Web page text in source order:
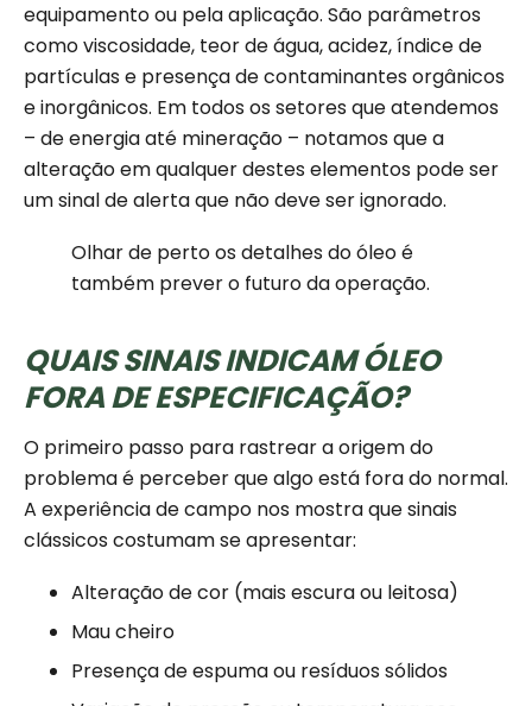
equipamento ou pela aplicação. São parâmetros
como viscosidade, teor de água, acidez, índice de
partículas e presença de contaminantes orgânicos
e inorgânicos. Em todos os setores que atendemos
– de energia até mineração – notamos que a
alteração em qualquer destes elementos pode ser
um sinal de alerta que não deve ser ignorado.
Olhar de perto os detalhes do óleo é
também prever o futuro da operação.
QUAIS SINAIS INDICAM ÓLEO
FORA DE ESPECIFICAÇÃO?
O primeiro passo para rastrear a origem do
problema é perceber que algo está fora do normal.
A experiência de campo nos mostra que sinais
clássicos costumam se apresentar:
Alteração de cor (mais escura ou leitosa)
Mau cheiro
Presença de espuma ou resíduos sólidos